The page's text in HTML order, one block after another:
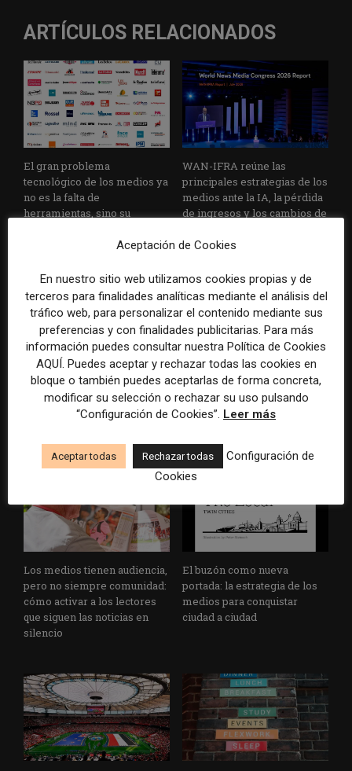
ARTÍCULOS RELACIONADOS
El gran problema
tecnológico de los medios ya
no es la falta de
herramientas, sino su
WAN-IFRA reúne las
principales estrategias de los
medios ante la IA, la pérdida
de ingresos y los cambios de
Veinte ejemplos de uso de la
IA en redacciones, productos
y negocios periodísticos
La bolsa ha borrado hasta el
98% del valor de algunos
grandes grupos de prensa
tradicionales
Los medios tienen audiencia,
pero no siempre comunidad:
cómo activar a los lectores
que siguen las noticias en
silencio
El buzón como nueva
portada: la estrategia de los
medios para conquistar
ciudad a ciudad
Aceptación de Cookies
En nuestro sitio web utilizamos cookies propias y de
terceros para finalidades analíticas mediante el análisis del
tráfico web, para personalizar el contenido mediante sus
preferencias y con finalidades publicitarias. Para más
información puedes consultar nuestra Política de Cookies
AQUÍ. Puedes aceptar y rechazar todas las cookies en
bloque o también puedes aceptarlas de forma concreta,
modificar su selección o rechazar su uso pulsando
“Configuración de Cookies”. Leer más
Aceptar todas Rechazar todas
Configuración de
Cookies